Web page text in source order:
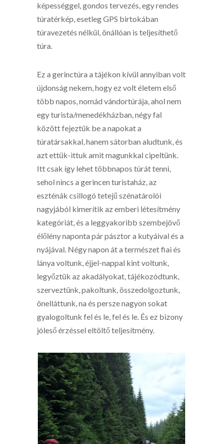
képességgel, gondos tervezés, egy rendes
túratérkép, esetleg GPS birtokában
túravezetés nélkül, önállóan is teljesíthető
túra.
Ez a gerinctúra a tájékon kívül annyiban volt
újdonság nekem, hogy ez volt életem első
több napos, nomád vándortúrája, ahol nem
egy turista/menedékházban, négy fal
között fejeztük be a napokat a
túratársakkal, hanem sátorban aludtunk, és
azt ettük-ittuk amit magunkkal cipeltünk.
Itt csak így lehet többnapos túrát tenni,
sehol nincs a gerincen turistaház, az
eszténák csillogó tetejű szénatárolói
nagyjából kimerítik az emberi létesítmény
kategóriát, és a leggyakoribb szembejövő
élőlény naponta pár pásztor a kutyáival és a
nyájával. Négy napon át a természet fiai és
lánya voltunk, éjjel-nappal kint voltunk,
legyőztük az akadályokat, tájékozódtunk,
szerveztünk, pakoltunk, összedolgoztunk,
önelláttunk, na és persze nagyon sokat
gyalogoltunk fel és le, fel és le. És ez bizony
jóleső érzéssel eltöltő teljesítmény.